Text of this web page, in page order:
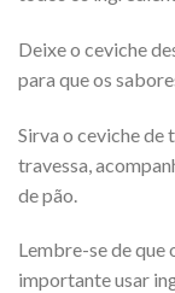
Deixe o ceviche
para que os
Sirva o ceviche de
travessa,
de pão.
Lembre-se de que
importante usar